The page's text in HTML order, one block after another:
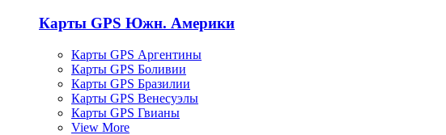
Карты GPS Южн. Америки
Карты GPS Аргентины
Карты GPS Боливии
Карты GPS Бразилии
Карты GPS Венесуэлы
Карты GPS Гвианы
View More